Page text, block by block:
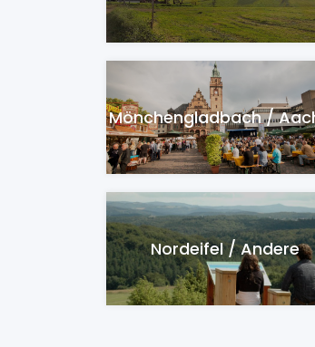
Mönchengladbach /
Nordeifel / Andere